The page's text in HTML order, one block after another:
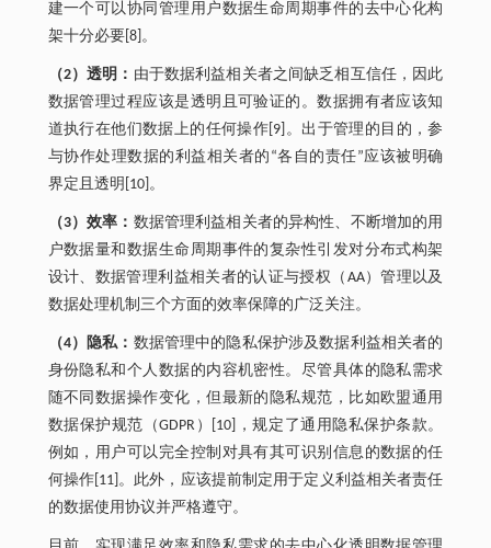
建一个可以协同管理用户数据生命周期事件的去中心化构
架十分必要[8]。
（2）透明： 由于数据利益相关者之间缺乏相互信任，因此
数据管理过程应该是透明且可验证的。数据拥有者应该知
道执行在他们数据上的任何操作[9]。出于管理的目的，参
与协作处理数据的利益相关者的“各自的责任”应该被明确
界定且透明[10]。
（3）效率： 数据管理利益相关者的异构性、不断增加的用
户数据量和数据生命周期事件的复杂性引发对分布式构架
设计、数据管理利益相关者的认证与授权（AA）管理以及
数据处理机制三个方面的效率保障的广泛关注。
（4）隐私： 数据管理中的隐私保护涉及数据利益相关者的
身份隐私和个人数据的内容机密性。尽管具体的隐私需求
随不同数据操作变化，但最新的隐私规范，比如欧盟通用
数据保护规范（GDPR）[10]，规定了通用隐私保护条款。
例如，用户可以完全控制对具有其可识别信息的数据的任
何操作[11]。此外，应该提前制定用于定义利益相关者责任
的数据使用协议并严格遵守。